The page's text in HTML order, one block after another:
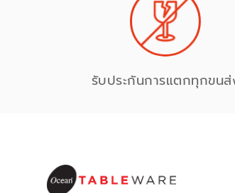
รับประกันการแตกทุกขน